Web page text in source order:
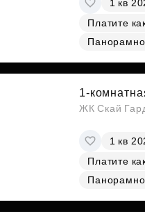
Субсидии
1 кв
Платите
1-
ЖК Скай
1 кв
Платите